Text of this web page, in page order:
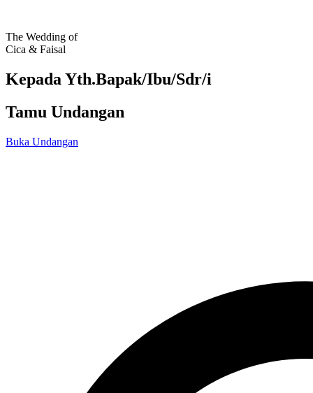
The Wedding of
Cica & Faisal
Kepada Yth.Bapak/Ibu/Sdr/i
Tamu Undangan
Buka Undangan